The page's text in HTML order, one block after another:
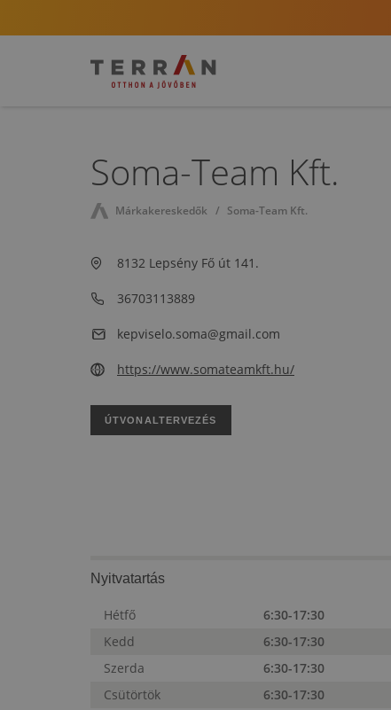
Soma-Team Kft.
Márkakereskedők Soma-Team Kft.
8132 Lepsény Fő út 141.
36703113889
kepviselo.soma@gmail.com
https://www.somateamkft.hu/
ÚTVONALTERVEZÉS
Nyitvatartás
Hétfő
6:30-17:30
Kedd
6:30-17:30
Szerda
6:30-17:30
Csütörtök
6:30-17:30